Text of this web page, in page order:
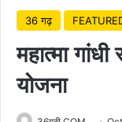
36 गढ़
महात्मा
योजना